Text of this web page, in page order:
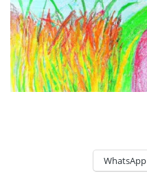
WhatsApp